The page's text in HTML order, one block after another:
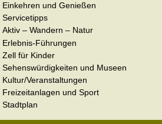
Einkehren und Genießen
Servicetipps
Aktiv – Wandern – Natur
Erlebnis-Führungen
Zell für Kinder
Sehenswürdigkeiten und Museen
Kultur/Veranstaltungen
Freizeitanlagen und Sport
Stadtplan